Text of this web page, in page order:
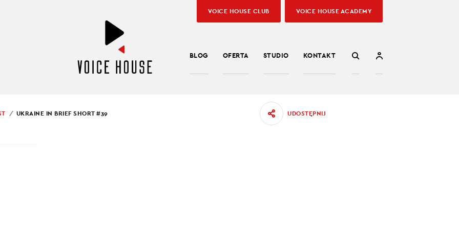
BLOG OFERTA STUDIO KONTAKT
VOICE HOUSE CLUB VOICE HOUSE ACADEMY
UKRAINE IN BRIEF SHORT #39 UDOSTĘPNIJ